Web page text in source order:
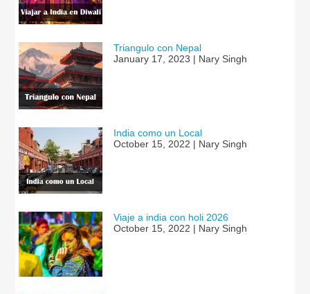
Triangulo con Nepal
January 17, 2023 | Nary Singh
India como un Local
October 15, 2022 | Nary Singh
Viaje a india con holi 2026
October 15, 2022 | Nary Singh